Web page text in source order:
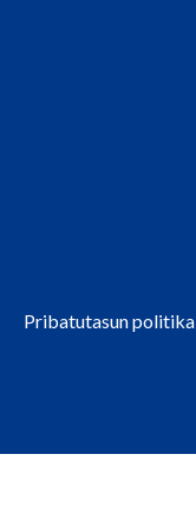
Pribatutasun politika